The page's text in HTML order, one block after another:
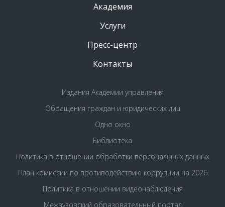
Академия
Услуги
Пресс-центр
Контакты
Издания Академии управления
Обращения граждан и юридических лиц
Одно окно
Библиотека
Политика в отношении обработки персональных данных
План комиссии по противодействию коррупции на 2026
Политика в отношении видеонаблюдения
Межвузовский образовательный портал